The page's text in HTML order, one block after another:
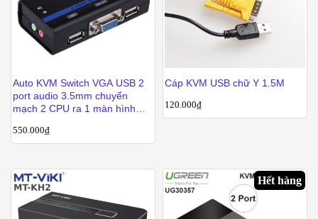
Auto KVM Switch VGA USB 2
port audio 3.5mm chuyển
mạch 2 CPU ra 1 màn hình
261KL
550.000₫
Cáp KVM USB chữ Y 1.5M
120.000₫
Hết hàng